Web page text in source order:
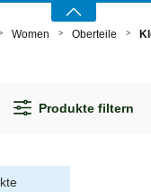
Women Oberteile
Produkte filtern